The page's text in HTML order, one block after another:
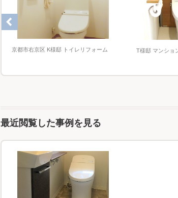
京都市右京区 K様邸 トイレリフォーム T様邸 マンショ
最近閲覧した事例を見る